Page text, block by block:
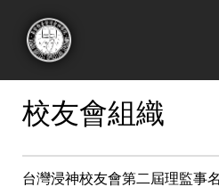
校友會組織
台灣浸神校友會第二屆理監事